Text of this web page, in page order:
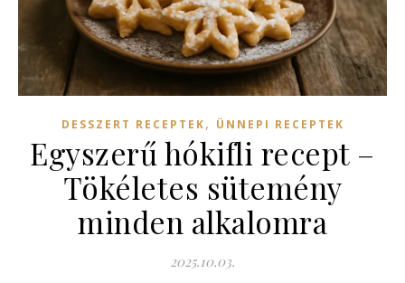
DESSZERT RECEPTEK, ÜNNEPI RECEPTEK
Egyszerű hókifli recept –
Tökéletes sütemény
minden alkalomra
2025.10.03.